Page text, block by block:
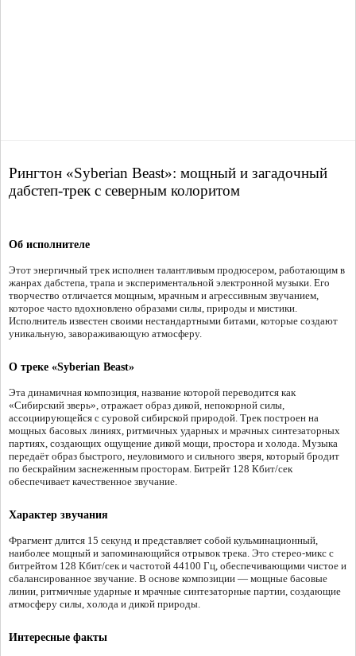
Рингтон «Syberian Beast»: мощный и загадочный
дабстеп-трек с северным колоритом
Об исполнителе
Этот энергичный трек исполнен талантливым продюсером, работающим в
жанрах дабстепа, трапа и экспериментальной электронной музыки. Его
творчество отличается мощным, мрачным и агрессивным звучанием,
которое часто вдохновлено образами силы, природы и мистики.
Исполнитель известен своими нестандартными битами, которые создают
уникальную, завораживающую атмосферу.
О треке «Syberian Beast»
Эта динамичная композиция, название которой переводится как
«Сибирский зверь», отражает образ дикой, непокорной силы,
ассоциирующейся с суровой сибирской природой. Трек построен на
мощных басовых линиях, ритмичных ударных и мрачных синтезаторных
партиях, создающих ощущение дикой мощи, простора и холода. Музыка
передаёт образ быстрого, неуловимого и сильного зверя, который бродит
по бескрайним заснеженным просторам. Битрейт 128 Кбит/сек
обеспечивает качественное звучание.
Характер звучания
Фрагмент длится 15 секунд и представляет собой кульминационный,
наиболее мощный и запоминающийся отрывок трека. Это стерео-микс с
битрейтом 128 Кбит/сек и частотой 44100 Гц, обеспечивающими чистое и
сбалансированное звучание. В основе композиции — мощные басовые
линии, ритмичные ударные и мрачные синтезаторные партии, создающие
атмосферу силы, холода и дикой природы.
Интересные факты